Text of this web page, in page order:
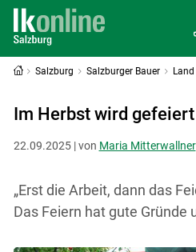
Salzburg Salzburger Bauer
Im Herbst wird
22.09.2025 | von Maria Mitterwallner
„Erst die Arbeit, dann das
Das Feiern hat gute Gründe